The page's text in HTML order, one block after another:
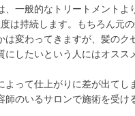
、一般的なトリートメント
は持続します。もちろん元
は変わってきますが、髪の
にしたいという人にはオスス
よって仕上がりに差が出て
師のいるサロンで施術を受け